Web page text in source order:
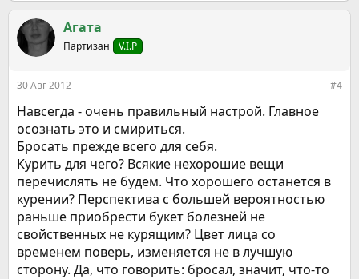
Агата
Партизан V.I.P
30 Авг 2012 #4
Навсегда - очень правильный настрой. Главное
осознать это и смириться.
Бросать прежде всего для себя.
Курить для чего? Всякие нехорошие вещи
перечислять не будем. Что хорошего останется в
курении? Перспектива с большей вероятностью
раньше приобрести букет болезней не
свойственных не курящим? Цвет лица со
временем поверь, изменяется не в лучшую
сторону. Да, что говорить: бросал, значит, что-то